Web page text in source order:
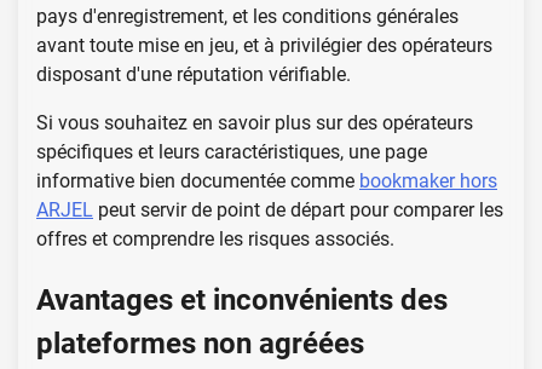
pays d'enregistrement, et les conditions générales
avant toute mise en jeu, et à privilégier des opérateurs
disposant d'une réputation vérifiable.
Si vous souhaitez en savoir plus sur des opérateurs
spécifiques et leurs caractéristiques, une page
informative bien documentée comme bookmaker hors
ARJEL peut servir de point de départ pour comparer les
offres et comprendre les risques associés.
Avantages et inconvénients des
plateformes non agréées